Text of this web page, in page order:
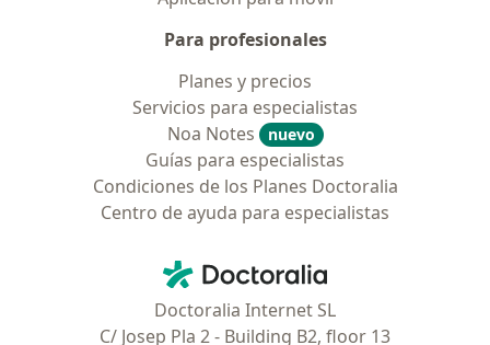
Para profesionales
Planes y precios
Servicios para especialistas
Noa Notes
nuevo
Guías para especialistas
Condiciones de los Planes Doctoralia
Centro de ayuda para especialistas
Doctoralia - Página de inicio
Doctoralia Internet SL
C/ Josep Pla 2 - Building B2, floor 13